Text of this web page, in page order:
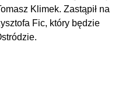
Klimek. Zastąpił na
Fic, który będzie